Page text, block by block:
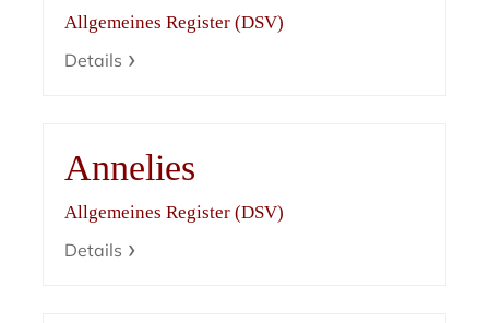
Allgemeines Register (DSV)
Details
Annelies
Allgemeines Register (DSV)
Details